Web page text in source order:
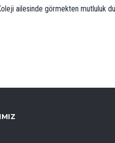
ailesinde görmekten mutluluk